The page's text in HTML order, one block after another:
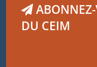
DU CEIM